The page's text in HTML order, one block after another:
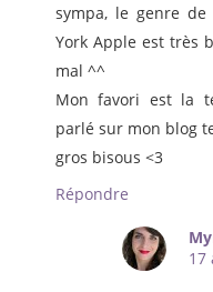
sympa, le genre de
York Apple est très
mal ^^
Mon favori est la
parlé sur mon blog
gros bisous <3
Répondre
17